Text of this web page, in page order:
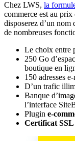
Chez LWS, la
commerce est au
disposerez d’un nom
de nombreuses
Le choix entre
250 Go
boutique en
150 adresses
D’un trafic
Banque
l’interface
Plugin e-
Certificat SSL